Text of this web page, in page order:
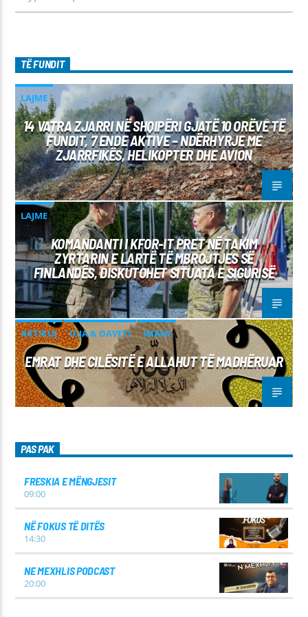
TË FUNDIT
LAJME
14 VATRA ZJARRI NË SHQIPËRI GJATË 10 ORËVE TË
FUNDIT, 7 ENDE AKTIVE – NDËRHYRJE ME
ZJARRFIKËS, HELIKOPTER DHE AVION
LAJME
KOMANDANTI I KFOR-IT PRET NË TAKIM
ZYRTARIN E LARTË TË MBROJTJES SË
FINLANDËS, DISKUTOHET SITUATA E SIGURISË
ARTIKUJ DIJA & DAVETI IMANI
EMRAT DHE CILËSITË E ALLAHUT TË MADHËRUAR
PAS PAK
FRESKIA E MËNGJESIT
09:00
NË FOKUS TË DITËS
14:30
NE MEXHLIS PODCAST
20:00